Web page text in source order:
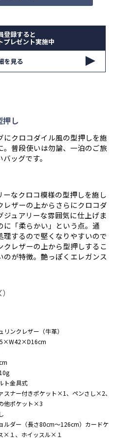
登録すると
レゼント実施中
を見る
押し
クロコダイル風の型押しを施
普段使いは勿論、一泊のご旅
ッグです。
なクロコ模様の型押しを施し
ザーの上からさらにクロコダ
ュアリーな雰囲気に仕上げま
に「柔らかい」という点。通
するので堅くなりやすいので
レザーの上から型押しするこ
のが特徴。艶っぽくエレガンス
リンクレザー（牛革）
ト金具式
スナー付きポケット×1、ペンさし×2、
他ポケット×3
ルダー（長さ80cm～126cm）カードケ
×１、ホイッスル×１